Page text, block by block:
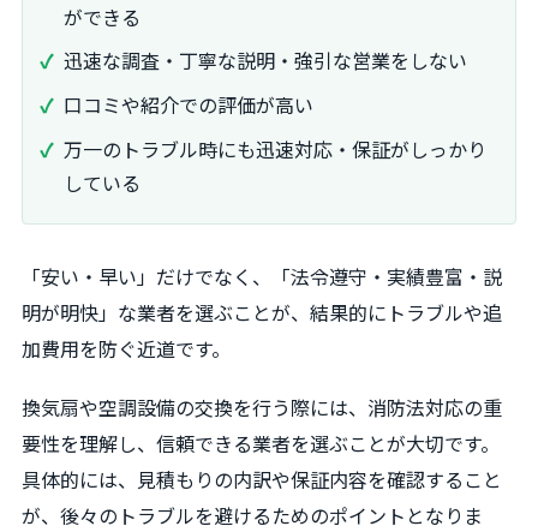
ができる
迅速な調査・丁寧な説明・強引な営業をしない
口コミや紹介での評価が高い
万一のトラブル時にも迅速対応・保証がしっかり
している
「安い・早い」だけでなく、「法令遵守・実績豊富・説
明が明快」な業者を選ぶことが、結果的にトラブルや追
加費用を防ぐ近道です。
換気扇や空調設備の交換を行う際には、消防法対応の重
要性を理解し、信頼できる業者を選ぶことが大切です。
具体的には、見積もりの内訳や保証内容を確認すること
が、後々のトラブルを避けるためのポイントとなりま